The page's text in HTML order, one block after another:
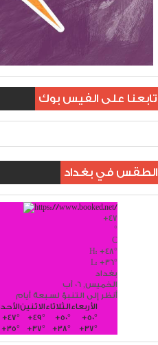
تابعنا على الفيس بوك
الطقس في بغداد
+47
°
C
H: +48°
L: +36°
بغداد
الخميس, 06 آب
أنظر إلى التنبؤ لسبعة أيام
الأحدالاثنينالثلاثاءالأربعاء
+47° +49° +50° +50°
+35° +37° +38° +37°